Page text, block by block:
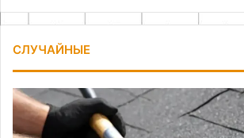
СЛУЧАЙНЫЕ
Диагностика
и
выявление